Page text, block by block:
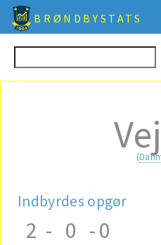
BRØNDBYSTATS
(
Indbyrdes opgør
2 - 0 -0